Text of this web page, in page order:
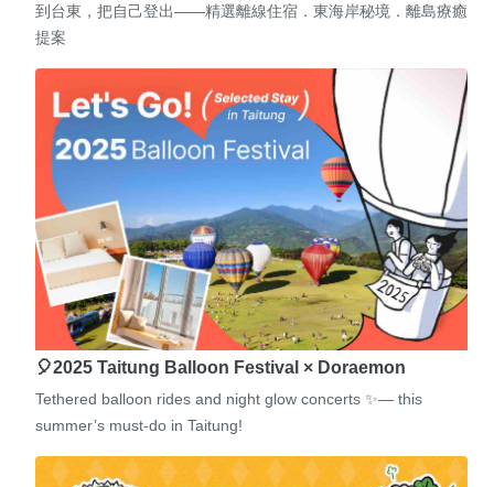
到台東，把自己登出——精選離線住宿．東海岸秘境．離島療癒
提案
🎈2025 Taitung Balloon Festival × Doraemon
Tethered balloon rides and night glow concerts ✨— this
summer’s must-do in Taitung!